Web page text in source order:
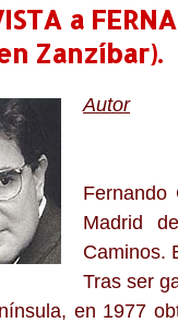
a
Zanzíbar).
Autor
Fernando
Madrid
Caminos.
Tras ser
en 1977